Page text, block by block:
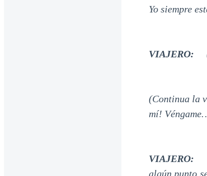
Yo siempre
VIAJERO:
(Continua la
mí!
VIAJERO:
algún punto